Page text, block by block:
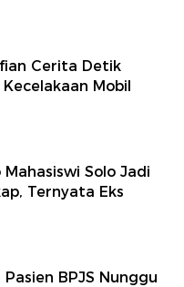
Cerita Detik
Mobil
Solo Jadi
Ternyata Eks
BPJS Nunggu